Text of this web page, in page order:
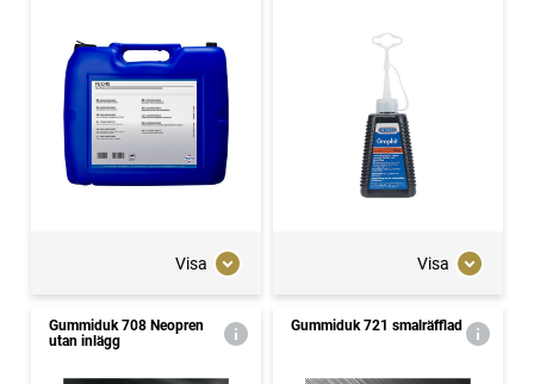
Visa Visa
Gummiduk 708 Neopren
utan inlägg
Gummiduk 721 smalräfflad